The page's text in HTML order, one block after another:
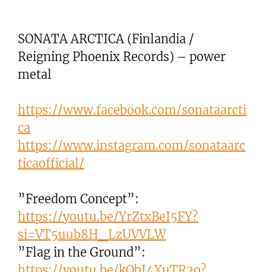
SONATA ARCTICA (Finlandia /
Reigning Phoenix Records) – power
metal
https://www.facebook.com/sonataarcti
ca
https://www.instagram.com/sonataarc
ticaofficial/
”Freedom Concept”:
https://youtu.be/YrZtxBeI5FY?
si=VT5uub8H_LzUVVLW
”Flag in the Ground”: